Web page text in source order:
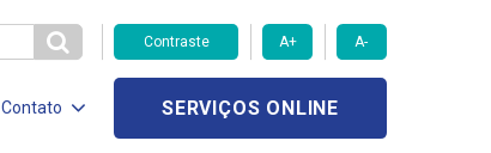
Contraste A+ A-
Contato SERVIÇOS ONLINE